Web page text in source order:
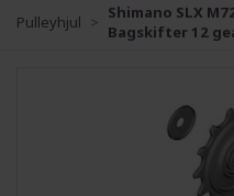
Pulleyhjul
Shimano SLX
Bagskifter 12